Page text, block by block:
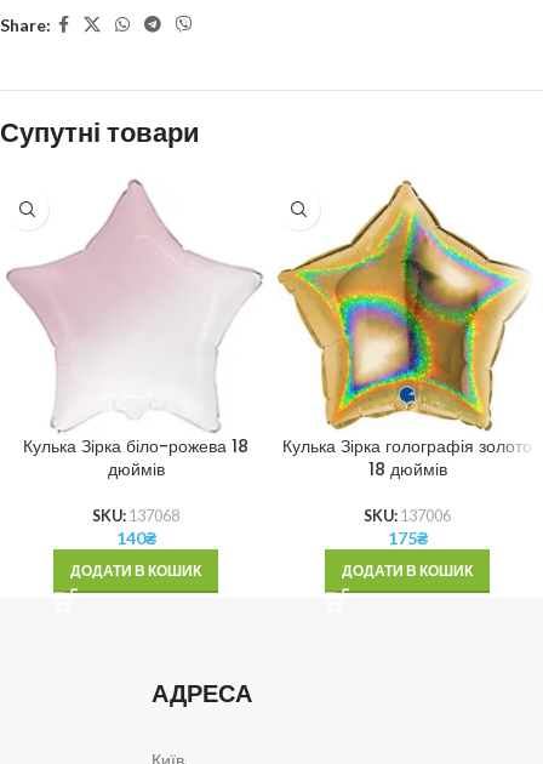
Share:
Супутні товари
Кулька Зірка біло-рожева 18
дюймів
SKU: 137068
140₴
ДОДАТИ В КОШИК
Кулька Зірка голографія золото
18 дюймів
SKU: 137006
175₴
ДОДАТИ В КОШИК
АДРЕСА
Київ,